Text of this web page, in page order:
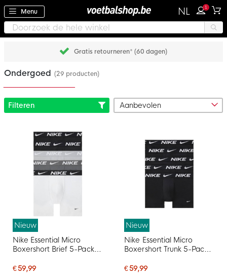
Menu NL 1
Gratis retourneren* (60 dagen)
Ondergoed (29 producten)
Filteren
Nieuw
Nike Essential Micro
Boxershort Brief 5-Pack
€ 59,99
Nieuw
Nike Essential Micro
Boxershort Trunk 5-Pack
€ 59,99